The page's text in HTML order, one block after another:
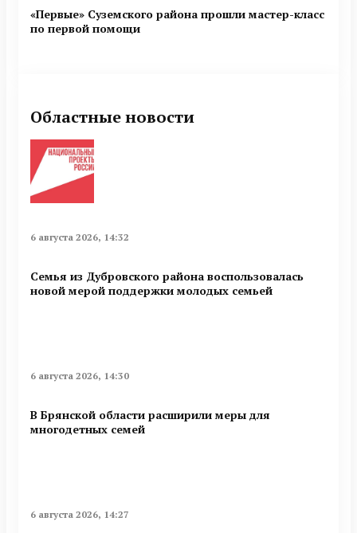
«Первые» Суземского района прошли мастер-класс
по первой помощи
Областные новости
6 августа 2026, 14:32
Семья из Дубровского района воспользовалась
новой мерой поддержки молодых семьей
6 августа 2026, 14:30
В Брянской области расширили меры для
многодетных семей
6 августа 2026, 14:27